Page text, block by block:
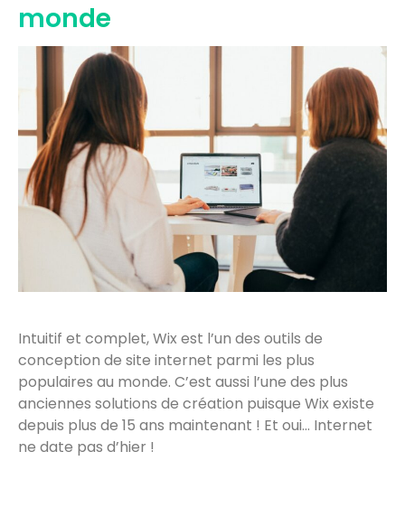
monde
Intuitif et complet, Wix est l’un des outils de
conception de site internet parmi les plus
populaires au monde. C’est aussi l’une des plus
anciennes solutions de création puisque Wix existe
depuis plus de 15 ans maintenant ! Et oui… Internet
ne date pas d’hier !